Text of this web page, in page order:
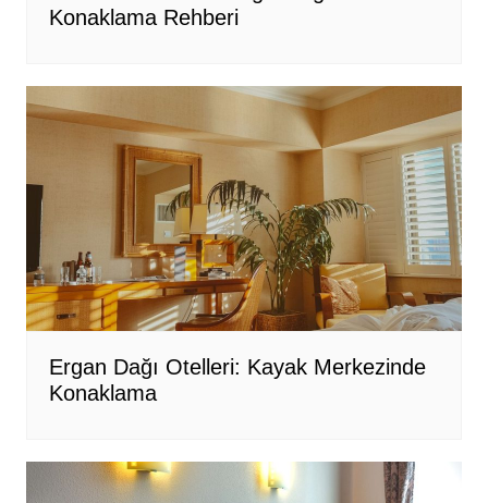
Konaklama Rehberi
Ergan Dağı Otelleri: Kayak Merkezinde
Konaklama